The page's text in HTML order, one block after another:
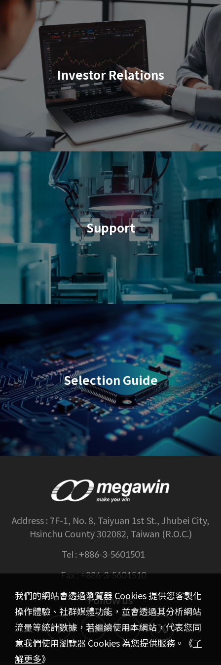
Investor Relations
Support
Selection Guide
Address : 7F-1, No. 8, Taiyuan 1st St., Jhubei City,
Hsinchu County 302082, Taiwan (R.O.C.)
Tel : +886-3-5601501
Fax :+886-3-5601510
Follow us
我們的網站會透過瀏覽器 Cookies 提供您客製化
操作體驗、社群媒體功能，並會透過其分析網站
流量等統計數據，若繼續使用本網站，代表您同
意我們使用瀏覽器 Cookies 為您提供服務。《了
解更多》